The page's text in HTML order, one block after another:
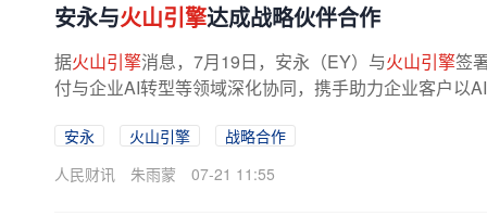
安永与火山引擎达成战略伙伴合作
据火山引擎消息，7月19日，安永（EY）与火山引擎签
付与企业AI转型等领域深化协同，携手助力企业客户以
安永 火山引擎
战略合作
人民财讯
朱雨蒙 07-21 11:55